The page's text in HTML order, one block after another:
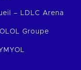
– LDLC Arena
OL Groupe
MYOL